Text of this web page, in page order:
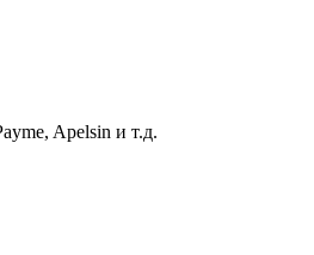
Apelsin и т.д.